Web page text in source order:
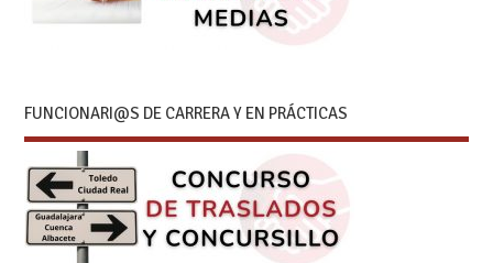
FUNCIONARI@S DE CARRERA Y EN PRÁCTICAS